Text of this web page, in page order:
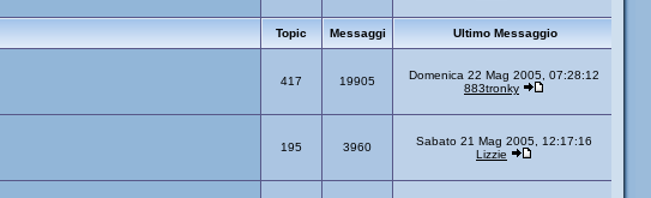
Topic Messaggi Ultimo Messaggio
417 19905
Domenica 22 Mag 2005, 07:28:12
883tronky
195 3960
Sabato 21 Mag 2005, 12:17:16
Lizzie